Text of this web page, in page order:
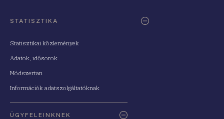
STATISZTIKA
Statisztikai közlemények
Adatok, idősorok
Módszertan
Információk adatszolgáltatóknak
ÜGYFELEINKNEK